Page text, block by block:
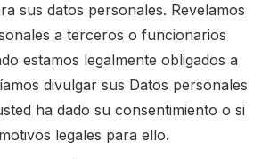
sus datos personales. Revelamos
a terceros o funcionarios
estamos legalmente obligados a
divulgar sus Datos personales
ha dado su consentimiento o si
legales para ello.